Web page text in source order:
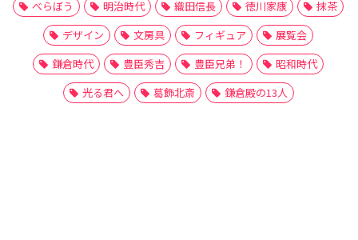
べらぼう
明治時代 織田信長 徳川家康
抹茶
デザイン
文房具 フィギュア
展覧会
鎌倉時代
豊臣秀吉 豊臣兄弟！
昭和時代
光る君へ
葛飾北斎 鎌倉殿の13人